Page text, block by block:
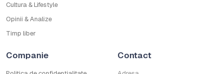
Cultura & Lifestyle
Opinii & Analize
Timp liber
Companie Contact